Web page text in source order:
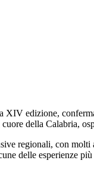
XIV edizione,
della Calabria,
regionali, con molti
delle esperienze